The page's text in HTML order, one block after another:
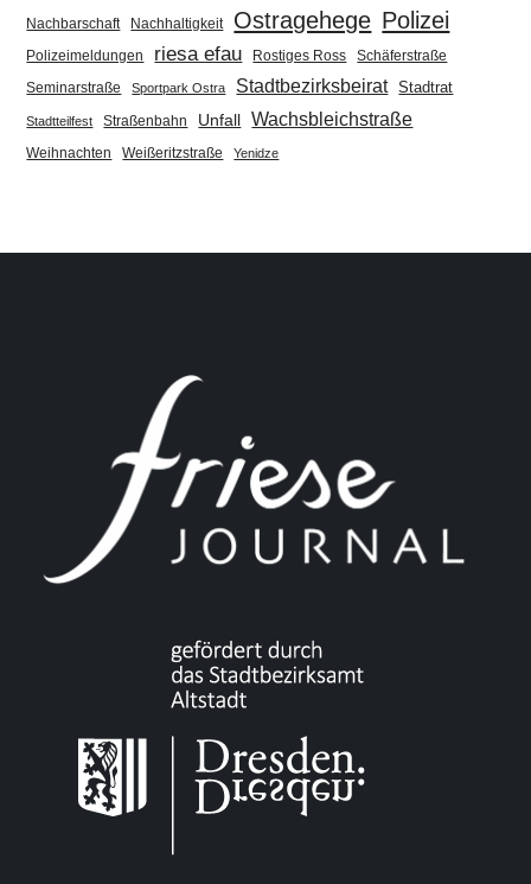
Nachbarschaft Nachhaltigkeit Ostragehege Polizei
Polizeimeldungen riesa efau Rostiges Ross Schäferstraße
Seminarstraße Sportpark Ostra Stadtbezirksbeirat Stadtrat
Stadtteilfest Straßenbahn Unfall Wachsbleichstraße
Weihnachten Weißeritzstraße Yenidze